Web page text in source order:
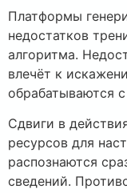
Платформы
недостатков
алгоритма.
влечёт к
обрабатываются
Сдвиги в
ресурсов для
распознаются
сведений.